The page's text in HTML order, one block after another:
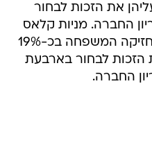
את הזכות לבחור
החברה. מניות קלאס
A של ניו יורק טיימס, מהן מחזיקה המשפחה בכ-19%
הזכות לבחור בארבעת
החברה.